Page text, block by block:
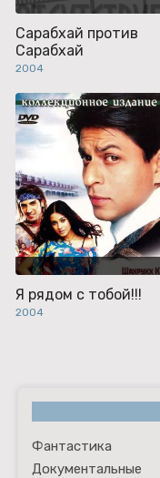
Сарабхай против
Сарабхай
2004
Я рядом с тобой!!!
2004
Фантастика
Документальные